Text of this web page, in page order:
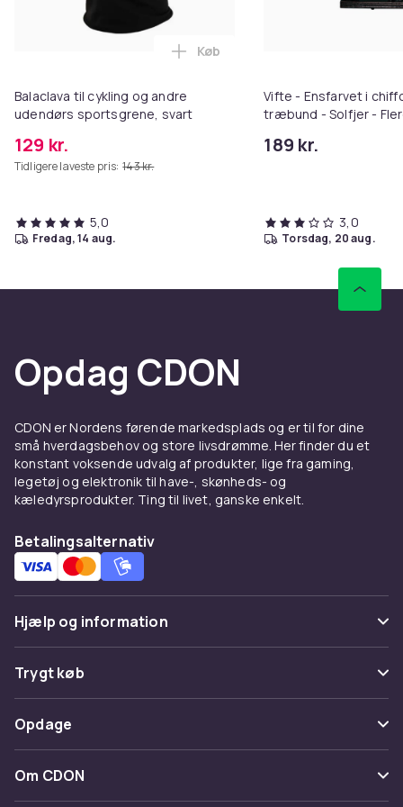
Balaclava til cykling og andre
udendørs sportsgrene, svart
129 kr.
Tidligere laveste pris: 143 kr.
Læg Balaclava til cykling og
Køb
5,0
fredag, 14 aug.
Vifte - Ensfarvet i
træbund - Solfjer -
189 kr.
3,0
torsdag, 20 aug.
Opdag CDON
CDON er Nordens førende markedsplads og er til for dine
små hverdagsbehov og store livsdrømme. Her finder du et
konstant voksende udvalg af produkter, lige fra gaming,
legetøj og elektronik til have-, skønheds- og
kæledyrsprodukter. Ting til livet, ganske enkelt.
Betalingsalternativ
Hjælp og information
Ofte stillede spørgsmål
Spor pakke
Fortryd & returner her
Kontakt os
Trygt køb
Betaling
Levering
Opdage
Kategorier
Om CDON